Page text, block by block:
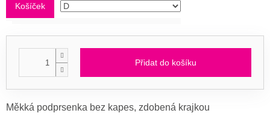
Košíček
Přidat do košíku
Měkká podprsenka bez kapes, zdobená krajkou